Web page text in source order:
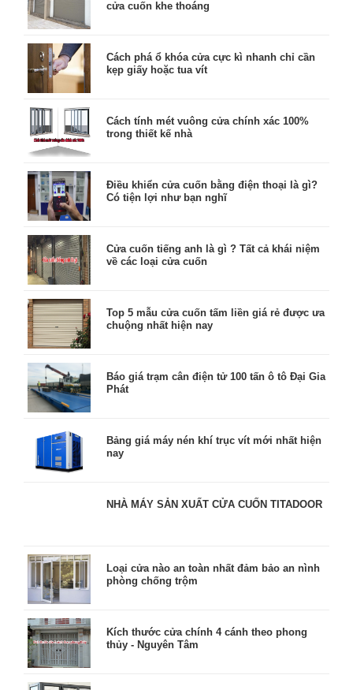
cửa cuốn khe thoáng
Cách phá ổ khóa cửa cực kì nhanh chỉ cần
kẹp giấy hoặc tua vít
Cách tính mét vuông cửa chính xác 100%
trong thiết kế nhà
Điều khiển cửa cuốn bằng điện thoại là gì?
Có tiện lợi như bạn nghĩ
Cửa cuốn tiếng anh là gì ? Tất cả khái niệm
về các loại cửa cuốn
Top 5 mẫu cửa cuốn tấm liền giá rẻ được ưa
chuộng nhất hiện nay
Báo giá trạm cân điện tử 100 tấn ô tô Đại Gia
Phát
Bảng giá máy nén khí trục vít mới nhất hiện
nay
NHÀ MÁY SẢN XUẤT CỬA CUỐN TITADOOR
Loại cửa nào an toàn nhất đảm bảo an nình
phòng chống trộm
Kích thước cửa chính 4 cánh theo phong
thủy - Nguyên Tâm